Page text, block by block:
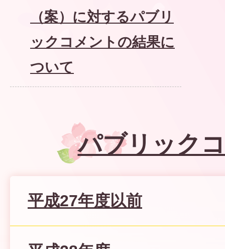
（案）に対するパブリ
ックコメントの結果に
ついて
パブリック
平成27年度以前